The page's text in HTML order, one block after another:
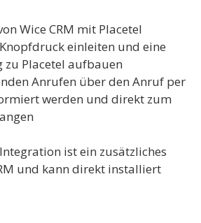
Wice CRM mit Placetel
einleiten und eine
zu Placetel aufbauen
Anrufen über den Anruf per
werden und direkt zum
ist ein zusätzliches
und kann direkt installiert